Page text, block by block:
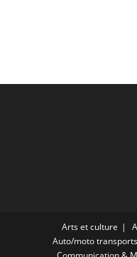
Arts et culture
Auto/moto transports